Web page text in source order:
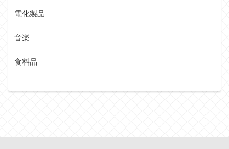
電化製品
音楽
食料品